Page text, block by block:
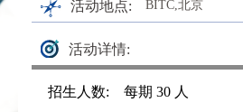
活动地点: BITC,北京
活动详情:
招生人数: 每期 30 人